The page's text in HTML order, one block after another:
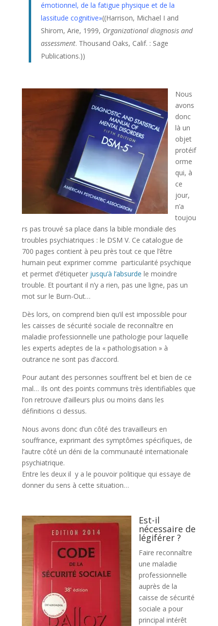
émotionnel, de la fatigue physique et de la
lassitude cognitive»((Harrison, Michael I and
Shirom, Arie, 1999, Organizational diagnosis and
assessment. Thousand Oaks, Calif. : Sage
Publications.))
Nous
avons
donc
là un
objet
protéif
orme
qui, à
ce
jour,
n’a
toujou
rs pas trouvé sa place dans la bible mondiale des
troubles psychiatriques : le DSM V. Ce catalogue de
700 pages contient à peu près tout ce que l’être
humain peut exprimer comme particularité psychique
et permet d’étiqueter jusqu’à l’absurde le moindre
trouble. Et pourtant il n’y a rien, pas une ligne, pas un
mot sur le Burn-Out…
Dès lors, on comprend bien qu’il est impossible pour
les caisses de sécurité sociale de reconnaître en
maladie professionnelle une pathologie pour laquelle
les experts adeptes de la « pathologisation » à
outrance ne sont pas d’accord.
Pour autant des personnes souffrent bel et bien de ce
mal… Ils ont des points communs très identifiables que
l’on retrouve d’ailleurs plus ou moins dans les
définitions ci dessus.
Nous avons donc d’un côté des travailleurs en
souffrance, exprimant des symptômes spécifiques, de
l’autre côté un déni de la communauté internationale
psychiatrique.
Entre les deux il y a le pouvoir politique qui essaye de
donner du sens à cette situation…
Est-il
nécessaire de
légiférer ?
Faire reconnaître
une maladie
professionnelle
auprès de la
caisse de sécurité
sociale a pour
principal intérêt